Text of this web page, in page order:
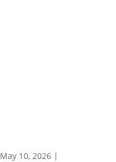
May 10, 2026|